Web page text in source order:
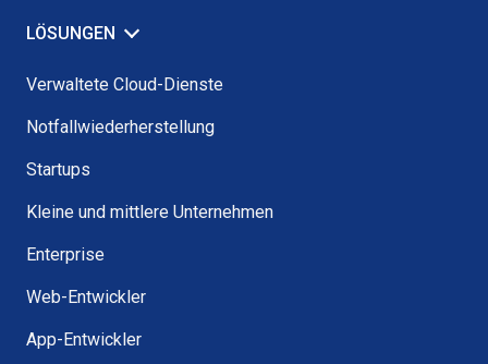
LÖSUNGEN
Verwaltete Cloud-Dienste
Notfallwiederherstellung
Startups
Kleine und mittlere Unternehmen
Enterprise
Web-Entwickler
App-Entwickler